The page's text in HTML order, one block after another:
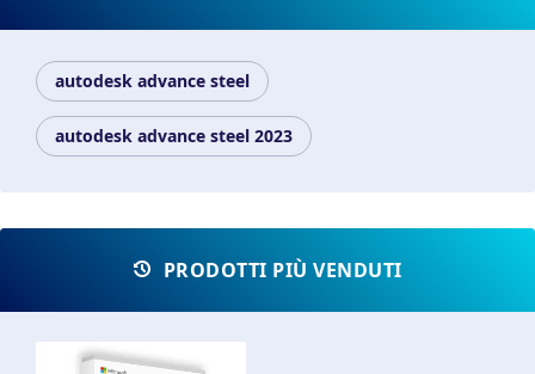
autodesk advance steel
autodesk advance steel 2023
PRODOTTI PIÙ VENDUTI